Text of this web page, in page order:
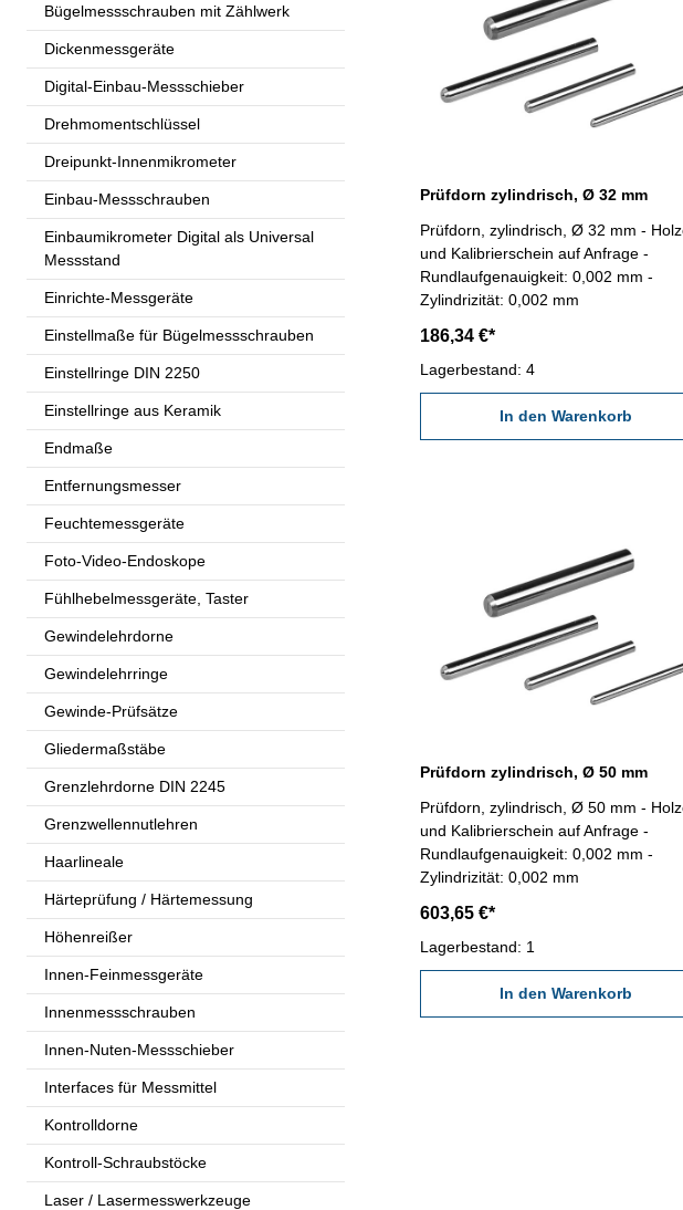
Bügelmessschrauben mit Zählwerk
Dickenmessgeräte
Digital-Einbau-Messschieber
Drehmomentschlüssel
Dreipunkt-Innenmikrometer
Einbau-Messschrauben
Einbaumikrometer Digital als Universal
Messstand
Einrichte-Messgeräte
Einstellmaße für Bügelmessschrauben
Einstellringe DIN 2250
Einstellringe aus Keramik
Endmaße
Entfernungsmesser
Feuchtemessgeräte
Foto-Video-Endoskope
Fühlhebelmessgeräte, Taster
Gewindelehrdorne
Gewindelehrringe
Gewinde-Prüfsätze
Gliedermaßstäbe
Grenzlehrdorne DIN 2245
Grenzwellennutlehren
Haarlineale
Härteprüfung / Härtemessung
Höhenreißer
Innen-Feinmessgeräte
Innenmessschrauben
Innen-Nuten-Messschieber
Interfaces für Messmittel
Kontrolldorne
Kontroll-Schraubstöcke
Laser / Lasermesswerkzeuge
Prüfdorn zylindrisch, Ø 32 mm
Prüfdorn, zylindrisch, Ø 32 mm - Holzetui
und Kalibrierschein auf Anfrage -
Rundlaufgenauigkeit: 0,002 mm -
Zylindrizität: 0,002 mm
186,34 €*
Lagerbestand: 4
In den Warenkorb
Prüfdorn zylindrisch, Ø 50 mm
Prüfdorn, zylindrisch, Ø 50 mm - Holzetui
und Kalibrierschein auf Anfrage -
Rundlaufgenauigkeit: 0,002 mm -
Zylindrizität: 0,002 mm
603,65 €*
Lagerbestand: 1
In den Warenkorb